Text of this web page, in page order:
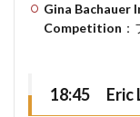
Gina Bachauer
Competition
18:45 Eric